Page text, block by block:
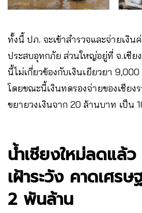
ทั้งนี้ ปภ. จะเข้าสำรวจและจ่ายเงิน
ประสบอุทกภัย ส่วนใหญ่อยู่ที่ จ.เชีย
นี้ไม่เกี่ยวข้องกับเงินเยียวยา
โดยขณะนี้เงินทดรองจ่ายของเชียง
ขยายวงเงินจาก 20 ล้านบาท เป็น
น้ำเชียงใหม่ลดแล้
เฝ้าระวัง คาดเศร
2 พันล้าน